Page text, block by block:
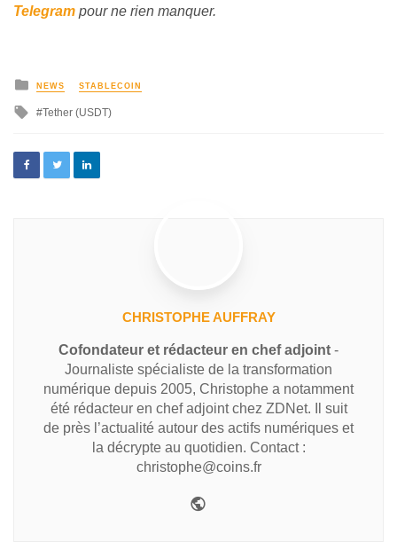
Telegram pour ne rien manquer.
NEWS STABLECOIN
Tether (USDT)
CHRISTOPHE AUFFRAY
Cofondateur et rédacteur en chef adjoint -
Journaliste spécialiste de la transformation
numérique depuis 2005, Christophe a notamment
été rédacteur en chef adjoint chez ZDNet. Il suit
de près l’actualité autour des actifs numériques et
la décrypte au quotidien. Contact :
christophe@coins.fr